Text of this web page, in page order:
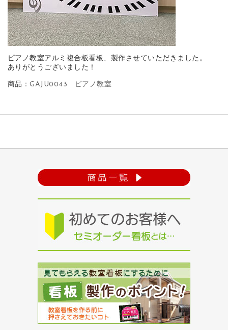
ピアノ教室アルミ複合板看板、製作させていただきました。
ありがとうございました！
商品：GAJU0043 ピアノ教室